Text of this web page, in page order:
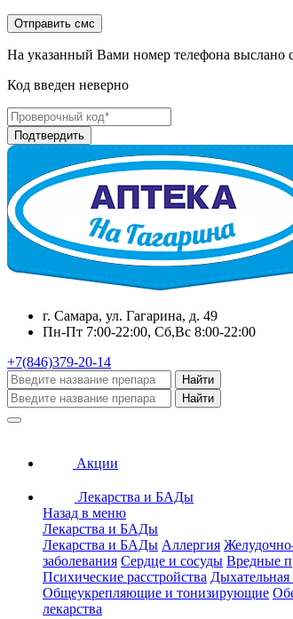
На указанный Вами номер телефона выслано
Код введен неверно
г. Самара, ул. Гагарина, д. 49
Пн-Пт 7:00-22:00, Сб,Вс 8:00-22:00
+7(846)379-20-14
Найти
Найти
Акции
Лекарства и БАДы
Назад в меню
Лекарства и БАДы
Лекарства и БАДы Аллергия
заболевания Сердце и сосуды Вредные
Психические расстройства Дыхательная
Общеукрепляющие и тонизирующие
лекарства